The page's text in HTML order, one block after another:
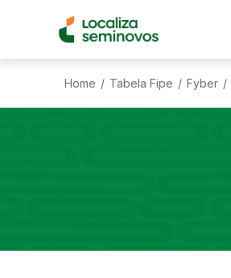
Home / Tabela Fipe / Fyber /